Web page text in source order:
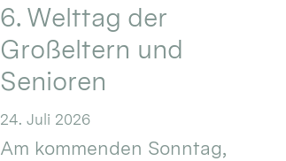
6. Welttag der
Großeltern und
Senioren
24. Juli 2026
Am kommenden Sonntag,